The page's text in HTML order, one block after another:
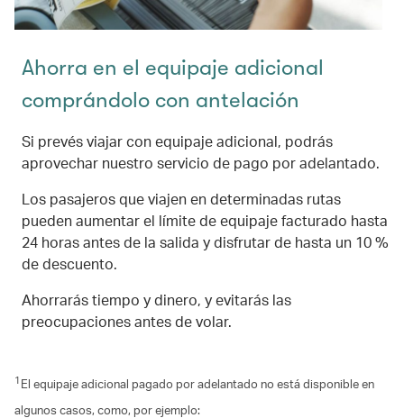
Ahorra en el equipaje adicional
comprándolo con antelación
Si prevés viajar con equipaje adicional, podrás
aprovechar nuestro servicio de pago por adelantado.
Los pasajeros que viajen en determinadas rutas
pueden aumentar el límite de equipaje facturado hasta
24 horas antes de la salida y disfrutar de hasta un 10 %
de descuento.
Ahorrarás tiempo y dinero, y evitarás las
preocupaciones antes de volar.
1 El equipaje adicional pagado por adelantado no está disponible en
algunos casos, como, por ejemplo: